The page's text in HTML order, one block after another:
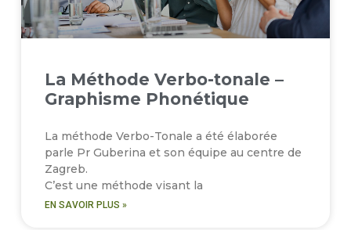
La Méthode Verbo-tonale –
Graphisme Phonétique
La méthode Verbo-Tonale a été élaborée
parle Pr Guberina et son équipe au centre de
Zagreb.
C’est une méthode visant la
EN SAVOIR PLUS »